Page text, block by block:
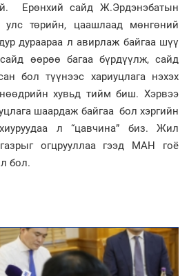
Ерөнхий сайд Ж.Эрдэнэбатын
улс төрийн, цаашлаад мөнгөний
дураараа л авирлаж байгаа шүү
өөрөө багаа бүрдүүлж, сайд
бол түүнээс хариуцлага нэхэх
хувьд тийм биш. Хэрвээ
шаардаж байгаа бол хэргийн
л “цавчина” биз. Жил
огцрууллаа гээд МАН гоё
бол.